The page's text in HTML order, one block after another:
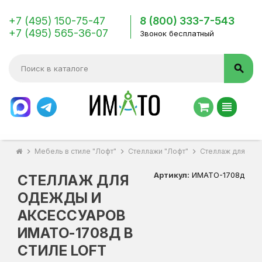
+7 (495) 150-75-47
+7 (495) 565-36-07
8 (800) 333-7-543
Звонок бесплатный
search
view_headline
chevron_right Мебель в стиле "Лофт" chevron_right Стеллажи "Лофт" chevron_right Стеллаж для
СТЕЛЛАЖ ДЛЯ
ОДЕЖДЫ И
АКСЕССУАРОВ
ИМАТО-1708Д В
СТИЛЕ LOFT
Артикул: ИМАТО-1708д